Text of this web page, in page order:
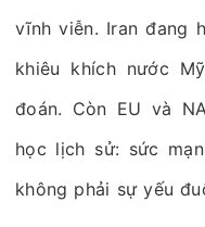
vĩnh viễn. Iran đang
khiêu khích nước
đoán. Còn EU và
học lịch sử: sức
không phải sự yếu